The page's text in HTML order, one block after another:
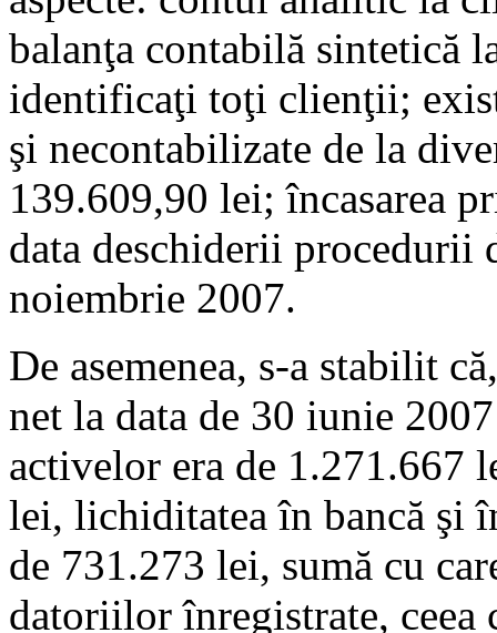
balanţa contabilă sintetică
identificaţi toţi clienţii;
şi necontabilizate de la
139.609,90 lei; încasarea
data deschiderii procedurii
noiembrie 2007.
De asemenea, s-a stabilit
net la data de 30 iunie
activelor era de 1.271.667
lei, lichiditatea în bancă şi
de 731.273 lei, sumă cu
datoriilor înregistrate, ceea